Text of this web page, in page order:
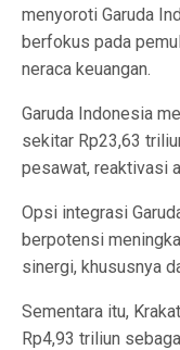
menyoroti Garuda
berfokus pada
neraca keuangan.
Garuda Indonesia
sekitar Rp23,63
pesawat, reaktivasi
Opsi integrasi
berpotensi
sinergi, khususnya
Sementara itu,
Rp4,93 triliun